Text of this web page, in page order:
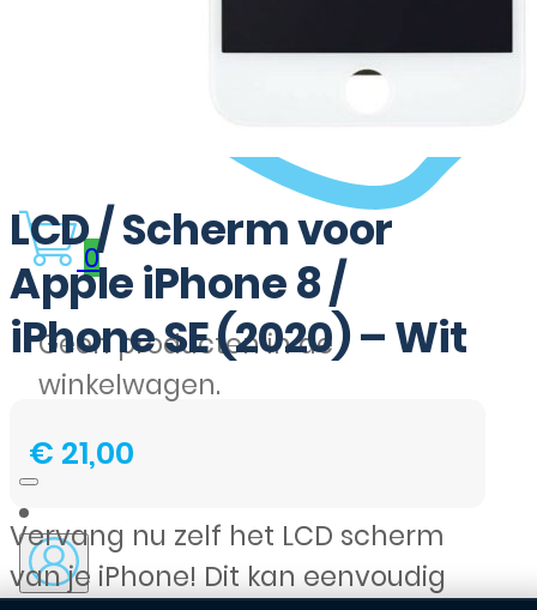
0
Geen producten in de
winkelwagen.
LCD / Scherm voor
Apple iPhone 8 /
iPhone SE (2020) – Wit
€ 21,00
Vervang nu zelf het LCD scherm
van je iPhone! Dit kan eenvoudig